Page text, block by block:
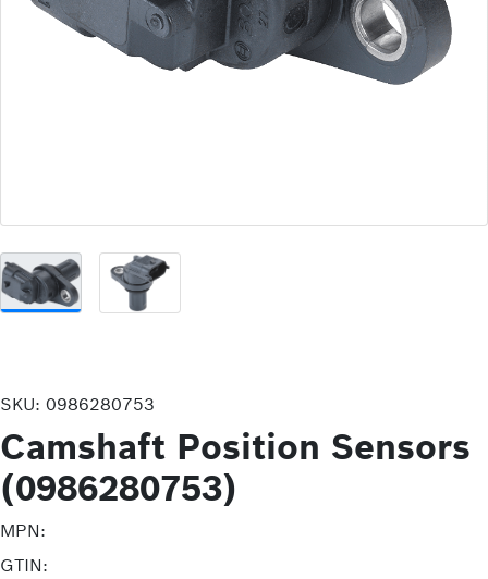
SKU: 0986280753
Camshaft Position Sensors
(0986280753)
MPN:
GTIN: